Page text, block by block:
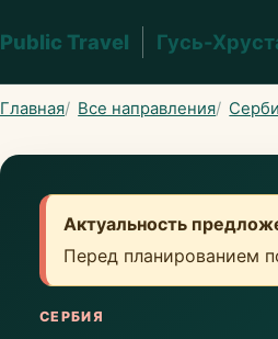
Public Travel Гусь-
Главная Все направления
Актуальность
Перед планированием
СЕРБИЯ